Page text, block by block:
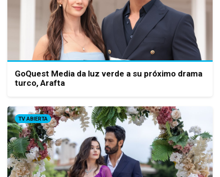
GoQuest Media da luz verde a su próximo drama
turco, Arafta
TV ABIERTA